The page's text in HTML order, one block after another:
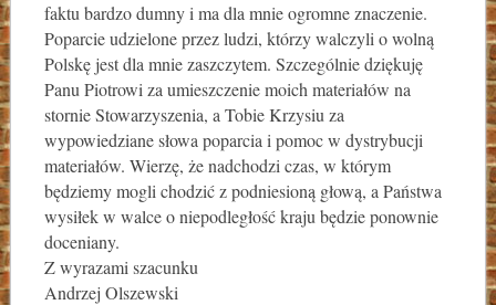
faktu bardzo dumny i ma dla mnie ogromne znaczenie.
Poparcie udzielone przez ludzi, którzy walczyli o wolną
Polskę jest dla mnie zaszczytem. Szczególnie dziękuję
Panu Piotrowi za umieszczenie moich materiałów na
stornie Stowarzyszenia, a Tobie Krzysiu za
wypowiedziane słowa poparcia i pomoc w dystrybucji
materiałów. Wierzę, że nadchodzi czas, w którym
będziemy mogli chodzić z podniesioną głową, a Państwa
wysiłek w walce o niepodległość kraju będzie ponownie
doceniany.
Z wyrazami szacunku
Andrzej Olszewski